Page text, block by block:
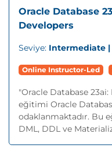
Oracle Database
Developers
Seviye: Intermediate |
Online Instructor-Led
"Oracle Database
eğitimi Oracle
odaklanmaktadır. Bu
DML, DDL ve